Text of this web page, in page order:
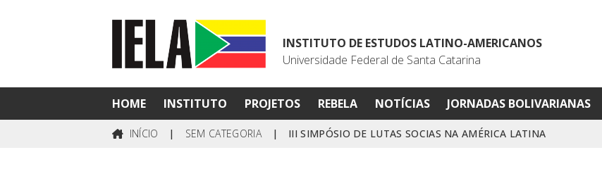
INSTITUTO DE ESTUDOS LATINO-AMERICANOS
Universidade Federal de Santa Catarina
HOME INSTITUTO PROJETOS REBELA NOTÍCIAS JORNADAS BOLIVARIANAS
INÍCIO | SEM CATEGORIA | III SIMPÓSIO DE LUTAS SOCIAS NA AMÉRICA LATINA